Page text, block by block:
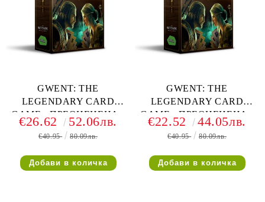
GWENT: THE
LEGENDARY CARD
GAME - ПРЕОЦЕНЕНА -
СРЕДНА ПОВРЕДА НА
КУТИЯТА
€26.62 52.06лв.
€40.95 80.09лв.
GWENT: THE
LEGENDARY CARD
GAME - ПРЕОЦЕНЕНА -
ТЕЖКА ПОВРЕДА НА
КУТИЯТА
€22.52 44.05лв.
€40.95 80.09лв.